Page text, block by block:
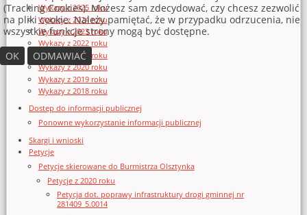
Wykazy z 2025 roku
Wykazy z 2024 roku
Wykazy z 2023 roku
Wykazy z 2022 roku
Wykazy z 2021 roku
Wykazy z 2020 roku
Wykazy z 2019 roku
Wykazy z 2018 roku
Dostęp do informacji publicznej
Ponowne wykorzystanie informacji publicznej
Skargi i wnioski
Petycje
Petycje skierowane do Burmistrza Olsztynka
Petycje z 2020 roku
Petycja dot. poprawy infrastruktury drogi gminnej nr
281409_5.0014
(Tracking Cookies). Możesz sam zdecydować, czy chcesz zezwolić
na pliki cookie. Należy pamiętać, że w przypadku odrzucenia, nie
wszystkie funkcje strony mogą być dostępne.
OK
ODMAWIAĆ